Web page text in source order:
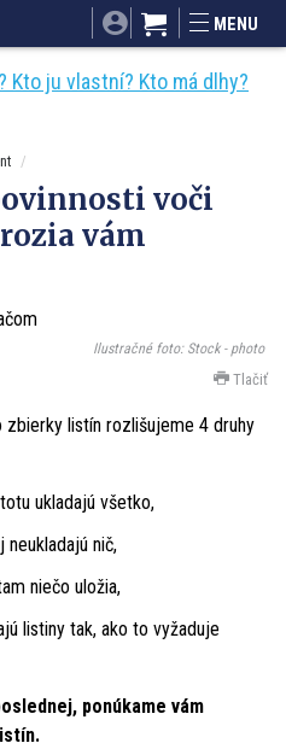
Mnamky-recepty.sk
MENU
Kto ju vlastní? Kto má dlhy?
voči
vám
Ilustračné foto: Stock - photo
Tlačiť
zbierky listín rozlišujeme 4 druhy
ukladajú všetko,
nič,
niečo uložia,
listiny tak, ako to vyžaduje
ponúkame vám